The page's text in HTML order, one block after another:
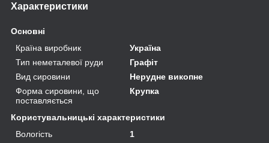
Характеристики
Основні
Країна виробник
Україна
Тип неметалевої руди
Графіт
Вид сировини
Нерудне викопне
Форма сировини, що
поставляється
Крупка
Користувальницькі характеристики
Вологість
1